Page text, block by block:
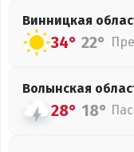
Винницкая
34° 22°
Волынская
28° 18°